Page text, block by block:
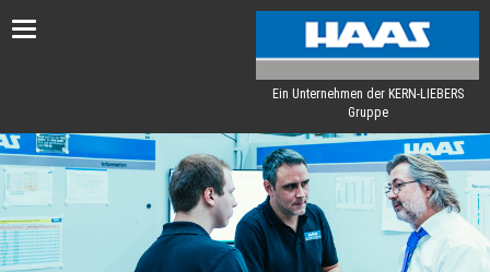
Toggle
Ein Unternehmen der KERN-LIEBERS
Gruppe